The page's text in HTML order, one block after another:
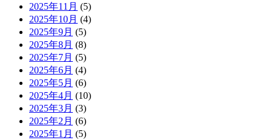
2025年11月 (5)
2025年10月 (4)
2025年9月 (5)
2025年8月 (8)
2025年7月 (5)
2025年6月 (4)
2025年5月 (6)
2025年4月 (10)
2025年3月 (3)
2025年2月 (6)
2025年1月 (5)